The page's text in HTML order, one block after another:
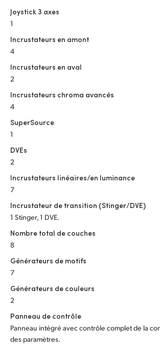
Joystick 3 axes
1
Incrustateurs en amont
4
Incrustateurs en aval
2
Incrustateurs chroma avancés
4
SuperSource
1
DVEs
2
Incrustateurs linéaires/en luminance
7
Incrustateur de transition (Stinger/DVE)
1 Stinger, 1 DVE.
Nombre total de couches
8
Générateurs de motifs
7
Générateurs de couleurs
2
Panneau de contrôle
Panneau intégré avec contrôle complet de la
des paramètres.